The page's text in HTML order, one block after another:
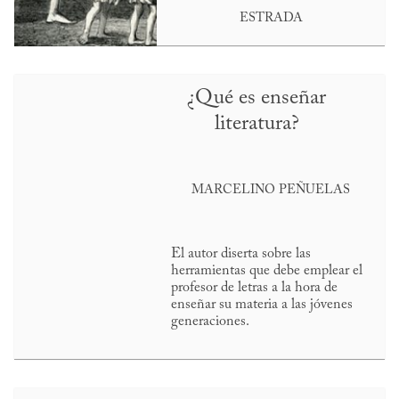
ESTRADA
¿Qué es enseñar
literatura?
MARCELINO PEÑUELAS
El autor diserta sobre las
herramientas que debe emplear el
profesor de letras a la hora de
enseñar su materia a las jóvenes
generaciones.